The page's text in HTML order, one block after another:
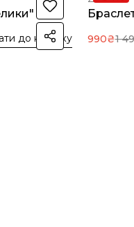
до кошику 990₴1